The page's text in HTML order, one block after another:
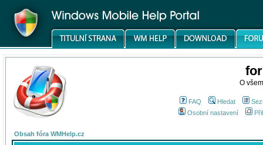
O
FAQ Hledat
Osobní nastavení
Obsah fóra WMHelp.cz